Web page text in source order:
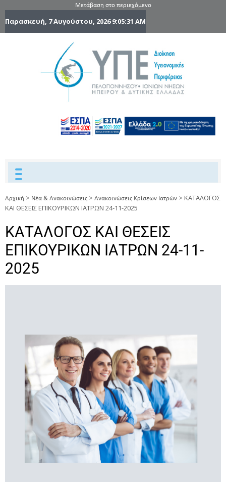
Μετάβαση στο περιεχόμενο
Παρασκευή, 7 Αυγούστου, 20269:05:32 AM
Ηπείρου
Δυτικής
Ελλάδας
Αρχική > Νέα & Ανακοινώσεις > Ανακοινώσεις Κρίσεων Ιατρών > ΚΑΤΑΛΟΓΟΣ
ΚΑΙ ΘΕΣΕΙΣ ΕΠΙΚΟΥΡΙΚΩΝ ΙΑΤΡΩΝ 24-11-2025
ΚΑΤΑΛΟΓΟΣ ΚΑΙ ΘΕΣΕΙΣ
ΕΠΙΚΟΥΡΙΚΩΝ ΙΑΤΡΩΝ 24-11-
2025